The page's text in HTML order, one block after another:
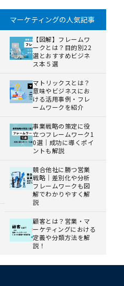
マーケティングの人気記事
【図解】フレームワ
ークとは？目的別22
選とおすすめビジネ
ス本５選
マトリックスとは？
意味やビジネスにお
ける活用事例・フレ
ームワークを紹介
事業戦略の策定に役
立つフレームワーク1
0選｜成功に導くポイ
ントも解説
競合他社に勝つ営業
戦略｜差別化や分析
フレームワークも図
解でわかりやすく解
説
顧客とは？営業・マ
ーケティングにおける
定義や分類方法を解
説！